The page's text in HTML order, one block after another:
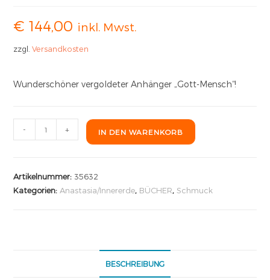
€ 144,00 inkl. Mwst.
zzgl.Versandkosten
Wunderschöner vergoldeter Anhänger „Gott-Mensch“!
- + IN DEN WARENKORB
Artikelnummer: 35632
Kategorien: Anastasia/Innererde, BÜCHER,Schmuck
BESCHREIBUNG